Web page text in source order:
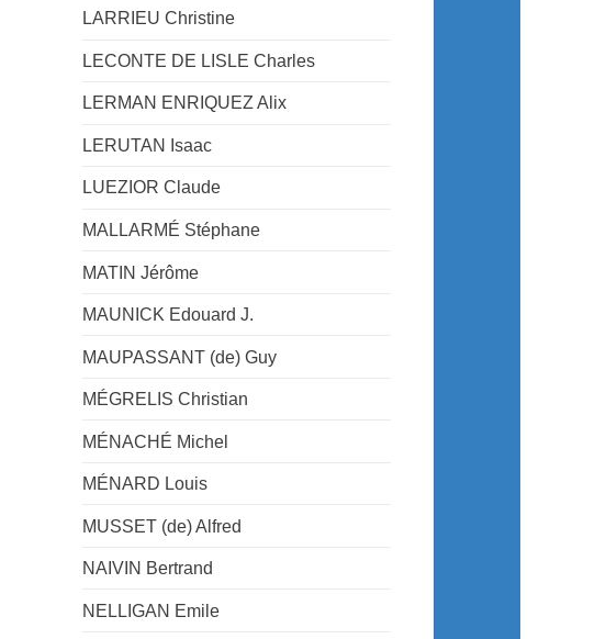
LARRIEU Christine
LECONTE DE LISLE Charles
LERMAN ENRIQUEZ Alix
LERUTAN Isaac
LUEZIOR Claude
MALLARMÉ Stéphane
MATIN Jérôme
MAUNICK Edouard J.
MAUPASSANT (de) Guy
MÉGRELIS Christian
MÉNACHÉ Michel
MÉNARD Louis
MUSSET (de) Alfred
NAIVIN Bertrand
NELLIGAN Emile